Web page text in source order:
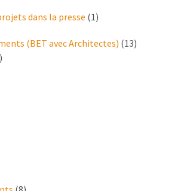
dans la presse (1)
(BET avec Architectes) (13)